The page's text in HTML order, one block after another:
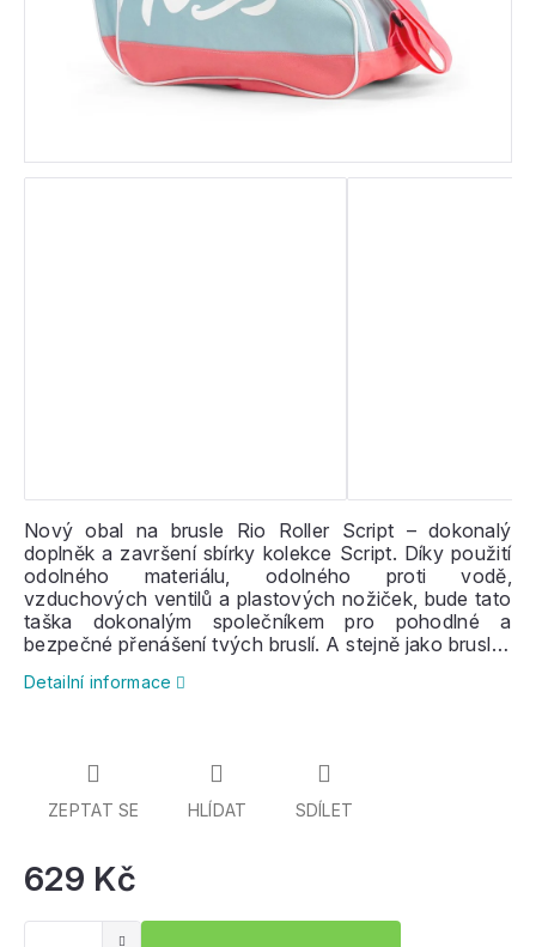
629 Kč
Nový obal na brusle Rio Roller Script – dokonalý
doplněk a završení sbírky kolekce Script. Díky použití
odolného materiálu, odolného proti vodě,
vzduchových ventilů a plastových nožiček, bude tato
taška dokonalým společníkem pro pohodlné a
bezpečné přenášení tvých bruslí. A stejně jako brusle i
Detailní informace
ZEPTAT SE HLÍDAT SDÍLET